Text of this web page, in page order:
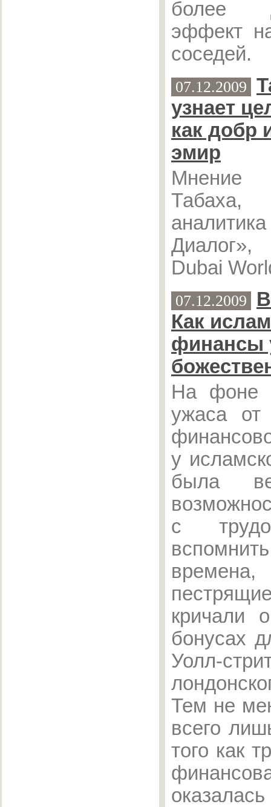
более
эффект
соседей.
07.12.2009
узнает
как добр
эмир
Табаха,
Dubai
07.12.2009
Как
финансы
На фоне
ужаса от
у
была
с
кричали
бонусах
Уолл-
Тем не
всего
того как